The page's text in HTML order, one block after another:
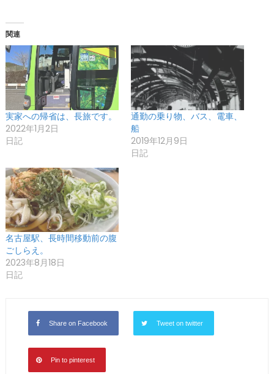
関連
実家への帰省は、長旅です。
2022年1月2日
日記
通勤の乗り物、バス、電車、
船
2019年12月9日
日記
名古屋駅、長時間移動前の腹
ごしらえ。
2023年8月18日
日記
Share on Facebook Tweet on twitter
Pin to pinterest